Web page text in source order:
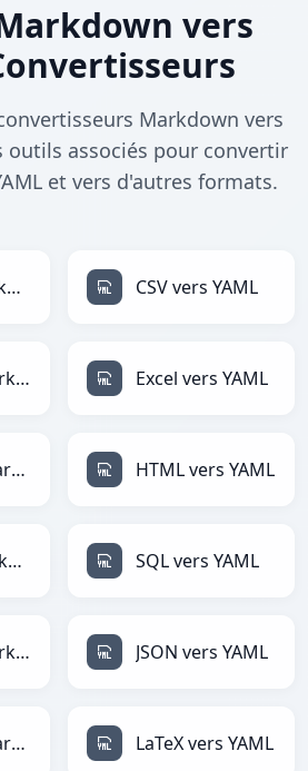
vers
Markdown vers
outils associés pour convertir
et vers d'autres formats.
CSV vers Markdown CSV vers YAML
Excel vers Markdown Excel vers YAML
HTML vers Markdown HTML vers YAML
SQL vers Markdown SQL vers YAML
JSON vers Markdown JSON vers YAML
LaTeX vers Markdown LaTeX vers YAML